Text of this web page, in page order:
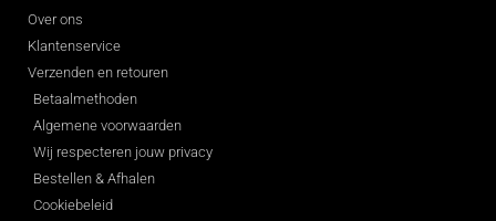
Over ons
Klantenservice
Verzenden en retouren
Betaalmethoden
Algemene voorwaarden
Wij respecteren jouw privacy
Bestellen & Afhalen
Cookiebeleid